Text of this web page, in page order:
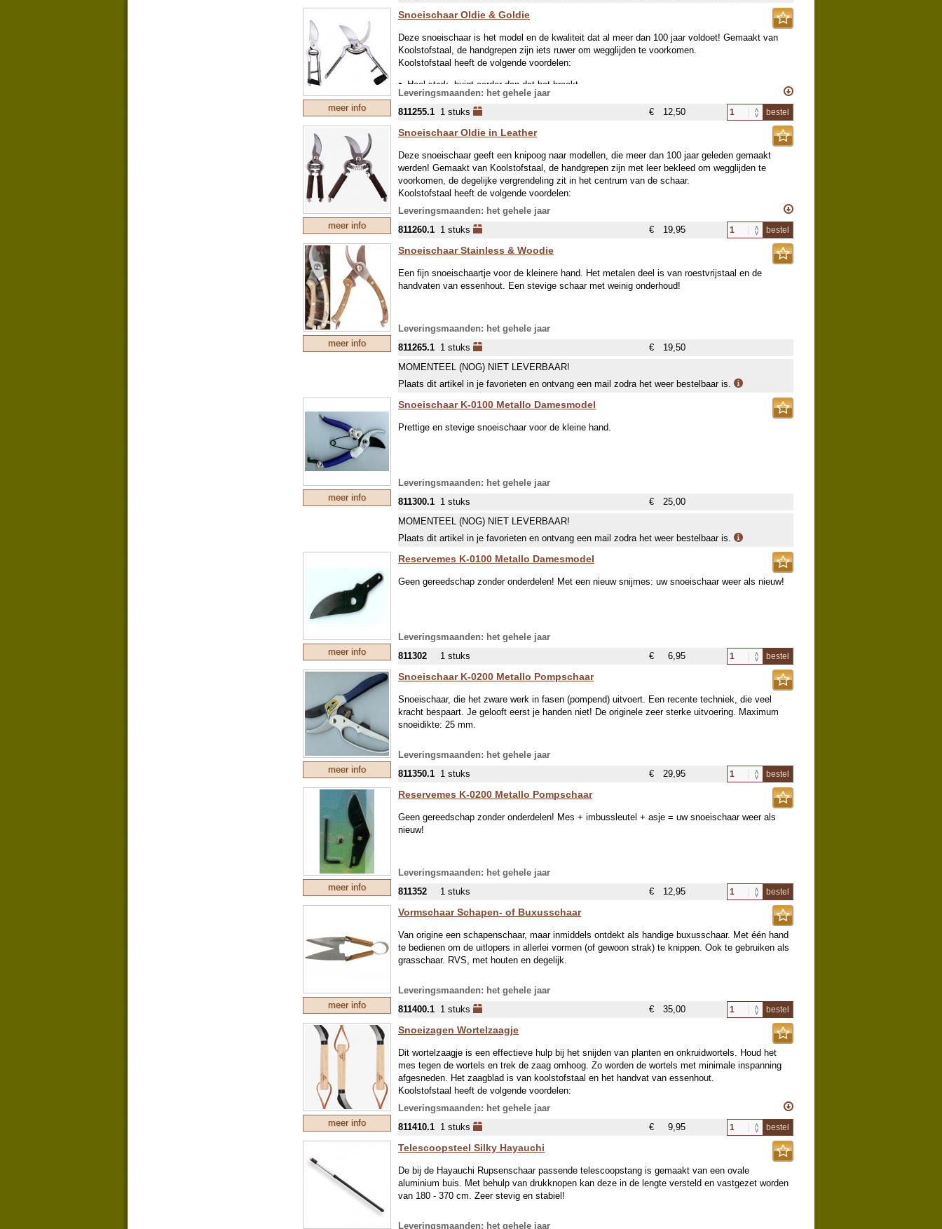
meer info
Snoeischaar Oldie & Goldie
Deze snoeischaar is het model en de kwaliteit dat al meer dan 100 jaar voldoet! Gemaakt van
Koolstofstaal, de handgrepen zijn iets ruwer om wegglijden te voorkomen.
Koolstofstaal heeft de volgende voordelen:
Heel sterk, buigt eerder dan dat het breekt
Gemakkelijk (vlijmscherp) te slijpen
Fabricage is duurzaam en eenvoudiger dan allerlei bewerkte staalsoorten
Nadelen:
Roest gemakkelijk, dus na gebruik schoonmaken en een beetje vet houden.
Iets minder hard, dus wat vaker slijpen
Lengte: 21 cm, gewicht 270 g
Leveringsmaanden: het gehele jaar
811255.1 1 stuks € 12,50 bestel
meer info
Snoeischaar Oldie in Leather
Deze snoeischaar geeft een knipoog naar modellen, die meer dan 100 jaar geleden gemaakt
werden! Gemaakt van Koolstofstaal, de handgrepen zijn met leer bekleed om wegglijden te
voorkomen, de degelijke vergrendeling zit in het centrum van de schaar.
Koolstofstaal heeft de volgende voordelen:
Heel sterk, buigt eerder dan dat het breekt
Gemakkelijk (vlijmscherp) te slijpen
Nooit erg duur
Nadelen:
Lengte: 20.6 cm, gewicht 265 g
Leveringsmaanden: het gehele jaar
811260.1 1 stuks € 19,95 bestel
meer info
Snoeischaar Stainless & Woodie
Een fijn snoeischaartje voor de kleinere hand. Het metalen deel is van roestvrijstaal en de
handvaten van essenhout. Een stevige schaar met weinig onderhoud!
Leveringsmaanden: het gehele jaar
811265.1 1 stuks €
19,50
MOMENTEEL (NOG) NIET LEVERBAAR!
Plaats dit artikel in je favorieten en ontvang een mail zodra het weer bestelbaar is.
meer info
Snoeischaar K-0100 Metallo Damesmodel
Prettige en stevige snoeischaar voor de kleine hand.
Leveringsmaanden: het gehele jaar
811300.1 1 stuks €
25,00
MOMENTEEL (NOG) NIET LEVERBAAR!
Plaats dit artikel in je favorieten en ontvang een mail zodra het weer bestelbaar is.
meer info
Reservemes K-0100 Metallo Damesmodel
Geen gereedschap zonder onderdelen! Met een nieuw snijmes: uw snoeischaar weer als nieuw!
Leveringsmaanden: het gehele jaar
811302
1 stuks € 6,95 bestel
meer info
Snoeischaar K-0200 Metallo Pompschaar
Snoeischaar, die het zware werk in fasen (pompend) uitvoert. Een recente techniek, die veel
kracht bespaart. Je gelooft eerst je handen niet! De originele zeer sterke uitvoering. Maximum
snoeidikte: 25 mm.
Leveringsmaanden: het gehele jaar
811350.1 1 stuks € 29,95 bestel
meer info
Reservemes K-0200 Metallo Pompschaar
Geen gereedschap zonder onderdelen! Mes + imbussleutel + asje = uw snoeischaar weer als
nieuw!
Leveringsmaanden: het gehele jaar
811352
1 stuks € 12,95 bestel
meer info
Vormschaar Schapen- of Buxusschaar
Van origine een schapenschaar, maar inmiddels ontdekt als handige buxusschaar. Met één hand
te bedienen om de uitlopers in allerlei vormen (of gewoon strak) te knippen. Ook te gebruiken als
grasschaar. RVS, met houten en degelijk.
Leveringsmaanden: het gehele jaar
811400.1 1 stuks € 35,00 bestel
meer info
Snoeizagen Wortelzaagje
Dit wortelzaagje is een effectieve hulp bij het snijden van planten en onkruidwortels. Houd het
mes tegen de wortels en trek de zaag omhoog. Zo worden de wortels met minimale inspanning
afgesneden. Het zaagblad is van koolstofstaal en het handvat van essenhout.
Koolstofstaal heeft de volgende voordelen:
Heel sterk, buigt eerder dan dat het breekt
Gemakkelijk (vlijmscherp) te slijpen
Nooit erg duur
Nadelen:
Roest gemakkelijk, dus na gebruik schoonmaken en een beetje vet houden.
Lengte: 19 cm, waarvan bladlengte 9 cm. Gewicht 57 gram
Leveringsmaanden: het gehele jaar
811410.1 1 stuks € 9,95 bestel
Telescoopsteel Silky Hayauchi
De bij de Hayauchi Rupsenschaar passende telescoopstang is gemaakt van een ovale
aluminium buis. Met behulp van drukknopen kan deze in de lengte versteld en vastgezet worden
van 180 - 370 cm. Zeer stevig en stabiel!
Leveringsmaanden: het gehele jaar